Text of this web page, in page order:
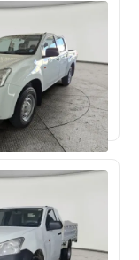
مستعملة 62,126 كم